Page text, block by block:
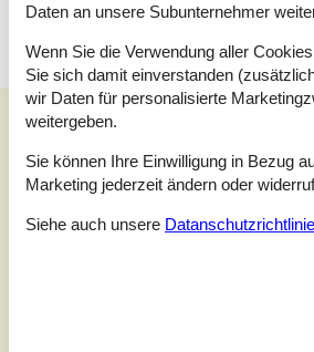
zu erleben lohnt.
Unsere Gästebewertungen
Unsere Gästebewertungen
5,0 Bezogen auf1
Daten an unsere Subunternehmer
Wenn Sie die Verwendung aller
Sie sich damit einverstanden
wir Daten für personalisierte
weitergeben.
Sie können Ihre Einwilligung in Bezug
Marketing jederzeit ändern oder
Siehe auch unsere Datanschutzrichtlinie